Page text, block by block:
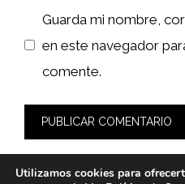
Guarda mi nombre,
en este navegador
comente.
Utilizamos cookies para